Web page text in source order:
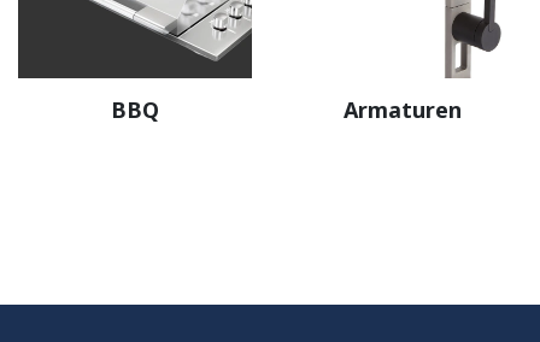
BBQ Armaturen